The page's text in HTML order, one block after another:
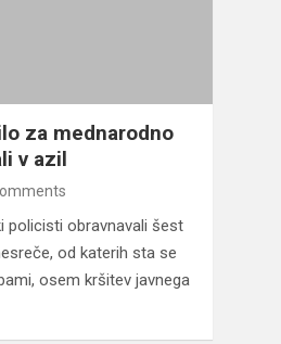
za mednarodno
v azil
policisti obravnavali šest
od katerih sta se
osem kršitev javnega